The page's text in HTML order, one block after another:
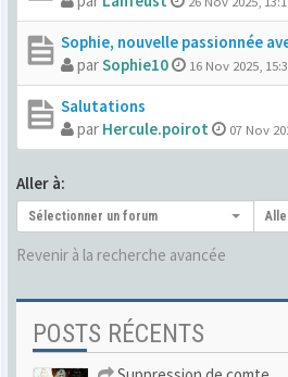
Sophie, nouvelle passionnée
parSophie10 16 Nov 2025,
Salutations
par Hercule.poirot 07 Nov
Aller à:
Sélectionner un forum
Revenir à la recherche avancée
POSTS RÉCENTS